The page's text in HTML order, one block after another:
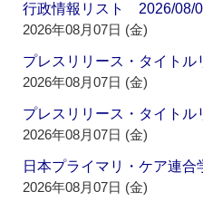
行政情報リスト 2026/08/
2026年08月07日 (金)
プレスリリース・タイト
2026年08月07日 (金)
プレスリリース・タイト
2026年08月07日 (金)
日本プライマリ・ケア連
2026年08月07日 (金)